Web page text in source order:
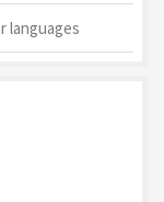
languages